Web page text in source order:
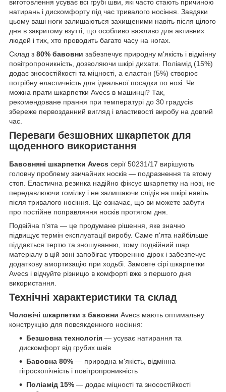
виготовлення усуває всі грубі шви, які часто стають причиною
натирань і дискомфорту під час тривалого носіння. Завдяки
цьому ваші ноги залишаються захищеними навіть після цілого
дня в закритому взутті, що особливо важливо для активних
людей і тих, хто проводить багато часу на ногах.
Склад з 80% бавовни забезпечує природну м'якість і відмінну
повітропроникність, дозволяючи шкірі дихати. Поліамід (15%)
додає зносостійкості та міцності, а еластан (5%) створює
потрібну еластичність для ідеальної посадки по нозі. Чи
можна прати шкарпетки Avecs в машинці? Так,
рекомендоване прання при температурі до 30 градусів
збереже первозданний вигляд і властивості виробу на довгий
час.
Переваги безшовних шкарпеток для
щоденного використання
Бавовняні шкарпетки Avecs серії 50231/17 вирішують
головну проблему звичайних носків — подразнення та втому
стоп. Еластична резинка надійно фіксує шкарпетку на нозі, не
передавлюючи гомілку і не залишаючи слідів на шкірі навіть
після тривалого носіння. Це означає, що ви можете забути
про постійне поправляння носків протягом дня.
Подвійна п'ята — це продумане рішення, яке значно
підвищує термін експлуатації виробу. Саме п'ята найбільше
піддається тертю та зношуванню, тому подвійний шар
матеріалу в цій зоні запобігає утворенню дірок і забезпечує
додаткову амортизацію при ходьбі. Замовте сірі шкарпетки
Avecs і відчуйте різницю в комфорті вже з першого дня
використання.
Технічні характеристики та склад
Чоловічі шкарпетки з бавовни Avecs мають оптимальну
конструкцію для повсякденного носіння:
Безшовна технологія — усуває натирання та
дискомфорт від грубих швів
Бавовна 80% — природна м'якість, відмінна
гігроскопічність і повітропроникність
Поліамід 15% — додає міцності та зносостійкості